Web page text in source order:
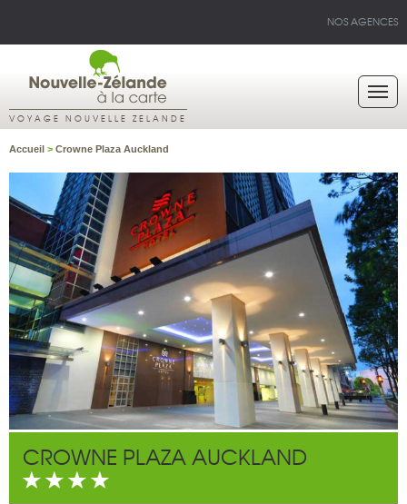
NOS AGENCES
VOYAGE NOUVELLE ZELANDE
Accueil > Crowne Plaza Auckland
CROWNE PLAZA AUCKLAND